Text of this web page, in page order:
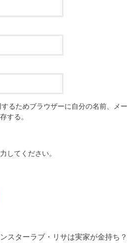
るためブラウザーに自分の名前、メー
する。
してください。
ンスターラブ・リサは実家が金持ち？